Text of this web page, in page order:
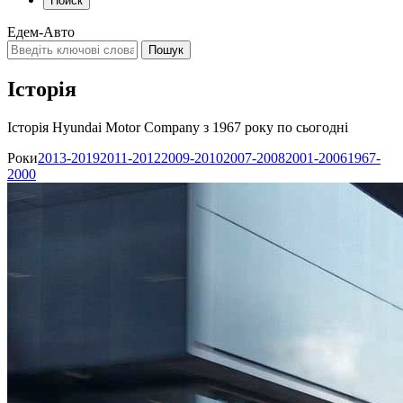
Едем-Авто
Історія
Історія Hyundai Motor Company з 1967 року по сьогодні
Роки2013-20192011-20122009-20102007-20082001-20061967-
2000